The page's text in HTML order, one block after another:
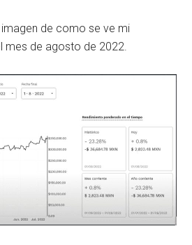
de como se ve mi
mes de agosto de 2022.